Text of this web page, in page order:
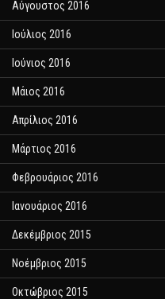
Αύγουστος 2016
Ιούλιος 2016
Ιούνιος 2016
Μάιος 2016
Απρίλιος 2016
Μάρτιος 2016
Φεβρουάριος 2016
Ιανουάριος 2016
Δεκέμβριος 2015
Νοέμβριος 2015
Οκτώβριος 2015